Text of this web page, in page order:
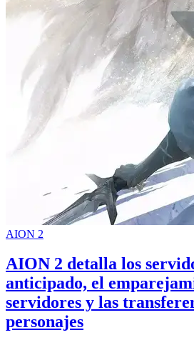
AION 2
AION 2 detalla los
anticipado, el
servidores y las
personajes